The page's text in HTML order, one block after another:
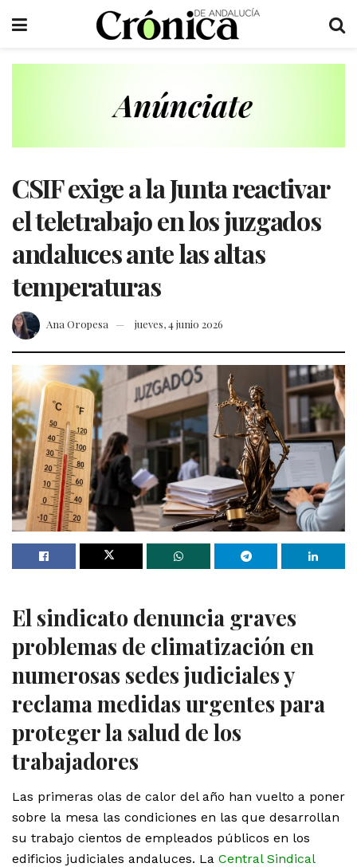
CSIF exige a la Junta reactivar
el teletrabajo en los juzgados
andaluces ante las altas
temperaturas
Ana Oropesa jueves, 4 junio 2026
El sindicato denuncia graves
problemas de climatización en
numerosas sedes judiciales y
reclama medidas urgentes para
proteger la salud de los
trabajadores
Las primeras olas de calor del año han vuelto a poner
sobre la mesa las condiciones en las que desarrollan
su trabajo cientos de empleados públicos en los
edificios judiciales andaluces. La Central Sindical